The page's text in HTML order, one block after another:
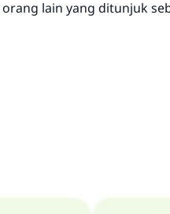
lain yang ditunjuk